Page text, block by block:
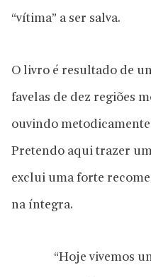
“vítima” a ser salva.
O livro é resultado de
favelas de dez regiões
ouvindo
Pretendo aqui trazer
exclui uma forte
na íntegra.
“Hoje vivemos